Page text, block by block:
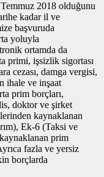
2018 olduğunu
kadar il ve
başvuruda
yoluyla
ortamda da
primi, işsizlik sigortası
cezası, damga vergisi,
ihale ve inşaat
prim borçları,
doktor ve şirket
kaynaklanan
Ek-6 (Taksi ve
prim
fazla ve yersiz
borçlarda